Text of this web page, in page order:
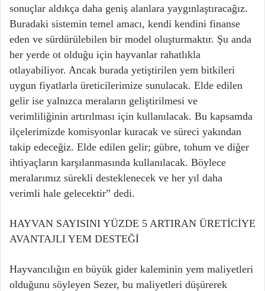
sonuçlar aldıkça daha geniş alanlara yaygınlaştıracağız.
Buradaki sistemin temel amacı, kendi kendini finanse
eden ve sürdürülebilen bir model oluşturmaktır. Şu anda
her yerde ot olduğu için hayvanlar rahatlıkla
otlayabiliyor. Ancak burada yetiştirilen yem bitkileri
uygun fiyatlarla üreticilerimize sunulacak. Elde edilen
gelir ise yalnızca meraların geliştirilmesi ve
verimliliğinin artırılması için kullanılacak. Bu kapsamda
ilçelerimizde komisyonlar kuracak ve süreci yakından
takip edeceğiz. Elde edilen gelir; gübre, tohum ve diğer
ihtiyaçların karşılanmasında kullanılacak. Böylece
meralarımız sürekli desteklenecek ve her yıl daha
verimli hale gelecektir” dedi.
HAYVAN SAYISINI YÜZDE 5 ARTIRAN ÜRETİCİYE
AVANTAJLI YEM DESTEĞİ
Hayvancılığın en büyük gider kaleminin yem maliyetleri
olduğunu söyleyen Sezer, bu maliyetleri düşürerek